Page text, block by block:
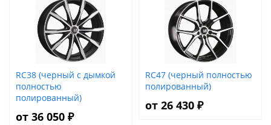
RC38 (черный с дымкой
полностью
полированный)
от 36 050 ₽
RC47 (черный полностью
полированный)
от 26 430 ₽